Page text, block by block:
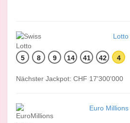
5 8 9 14 41 42 4
Nächster Jackpot: CHF 17'300'000
Euro